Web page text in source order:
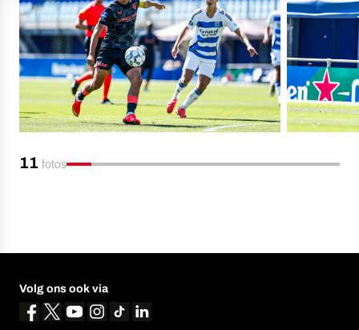
11 fotos
Volg ons ook via